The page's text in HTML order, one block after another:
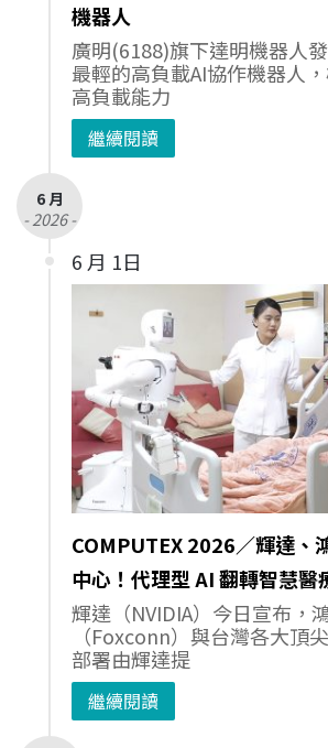
機器人
廣明(6188)旗下達明機器人
最輕的高負載AI協作機器人
高負載能力
繼續閱讀
6 月
- 2026 -
6 月 1日
COMPUTEX 2026／輝達、
中心！代理型 AI 翻轉智慧醫
輝達（NVIDIA）今日宣布，
（Foxconn）與台灣各大頂
部署由輝達提
繼續閱讀